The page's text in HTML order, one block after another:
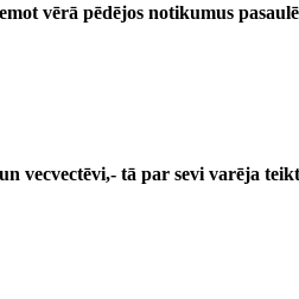
vērā pēdējos notikumus
vecvectēvi,- tā par sevi varēja